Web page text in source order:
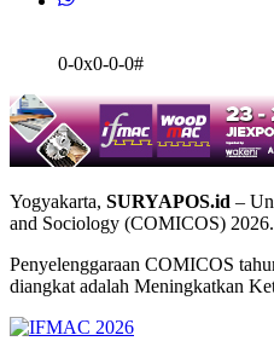
0-0x0-0-0#
Yogyakarta, SURYAPOS.id –
and Sociology (COMICOS)
Penyelenggaraan COMICOS
diangkat adalah Meningkatkan